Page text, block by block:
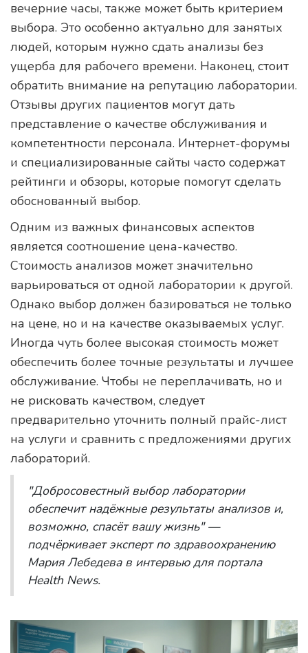
вечерние часы, также может быть критерием
выбора. Это особенно актуально для занятых
людей, которым нужно сдать анализы без
ущерба для рабочего времени. Наконец, стоит
обратить внимание на репутацию лаборатории.
Отзывы других пациентов могут дать
представление о качестве обслуживания и
компетентности персонала. Интернет-форумы
и специализированные сайты часто содержат
рейтинги и обзоры, которые помогут сделать
обоснованный выбор.
Одним из важных финансовых аспектов
является соотношение цена-качество.
Стоимость анализов может значительно
варьироваться от одной лаборатории к другой.
Однако выбор должен базироваться не только
на цене, но и на качестве оказываемых услуг.
Иногда чуть более высокая стоимость может
обеспечить более точные результаты и лучшее
обслуживание. Чтобы не переплачивать, но и
не рисковать качеством, следует
предварительно уточнить полный прайс-лист
на услуги и сравнить с предложениями других
лабораторий.
"Добросовестный выбор лаборатории
обеспечит надёжные результаты анализов и,
возможно, спасёт вашу жизнь" —
подчёркивает эксперт по здравоохранению
Мария Лебедева в интервью для портала
Health News.